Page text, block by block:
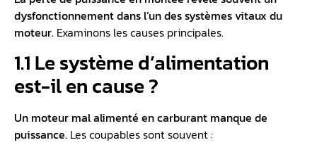
dysfonctionnement dans l’un des systèmes vitaux du
moteur. Examinons les causes principales.
1.1 Le système d’alimentation
est-il en cause ?
Un moteur mal alimenté en carburant manque de
puissance. Les coupables sont souvent :